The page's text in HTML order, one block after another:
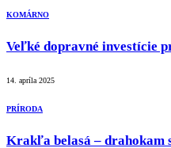
KOMÁRNO
Veľké dopravné investície
14. apríla 2025
PRÍRODA
Krakľa belasá – drahokam